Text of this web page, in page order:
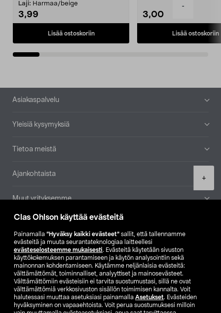
Clas Ohlson käyttää evästeitä
Painamalla ”Hyväksy kaikki evästeet” sallit, että tallennamme
evästeitä ja muuta seurantateknologiaa laitteellesi
evästeselosteemme mukaisesti. Evästeitä käytetään sivuston
käyttökokemuksen parantamiseen ja käytön analysointiin sekä
mainonnan kohdentamiseen. Käytämme neljänlaisia evästeitä:
välttämättömät, toiminnalliset, analyyttiset ja mainosevästeet.
Välttämättömiin evästeisiin ei tarvita suostumustasi, sillä ne ovat
välttämättömiä verkkosivuston sisällön toimimisen kannalta. Voit
halutessasi muuttaa asetuksiasi painamalla Asetukset. Evästeiden
hyväksyminen on vapaaehtoista. Voit perua suostumuksesi milloin
-
+
Laji: Harmaa/beige
3,99
Lisää ostoskoriin
3,00
Lisää ostoskoriin
Alatunniste
Asiakaspalvelu
Yleisiä kysymyksiä
Tietoa meistä
Ajankohtaista
Muut yrityksemme
Etsi myymälä
SE NO FI
FI SV